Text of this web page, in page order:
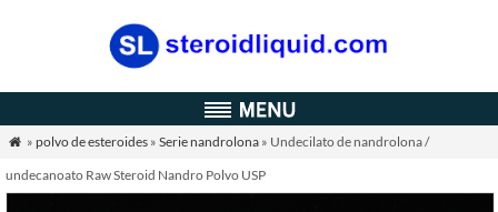
 » polvo de esteroides» Serie nandrolona» Undecilato de nandrolona /
undecanoato Raw Steroid Nandro Polvo USP